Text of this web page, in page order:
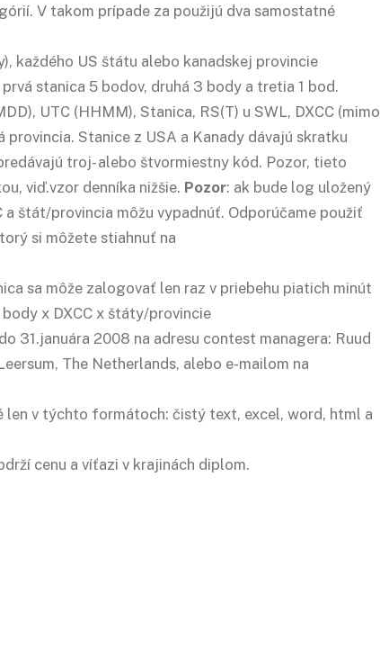
V takom prípade za použijú dva samostatné
každého US štátu alebo kanadskej provincie
stanica 5 bodov, druhá 3 body a tretia 1 bod.
UTC (HHMM), Stanica, RS(T) u SWL, DXCC (mimo
provincia. Stanice z USA a Kanady dávajú skratku
troj- alebo štvormiestny kód. Pozor, tieto
viď.vzor denníka nižšie. Pozor: ak bude log uložený
a štát/provincia môžu vypadnúť. Odporúčame použiť
si môžete stiahnuť na
sa môže zalogovať len raz v priebehu piatich minút
x DXCC x štáty/provincie
31.januára 2008 na adresu contest managera: Ruud
The Netherlands, alebo e-mailom na
len v týchto formátoch: čistý text, excel, word, html a
cenu a víťazi v krajinách diplom.